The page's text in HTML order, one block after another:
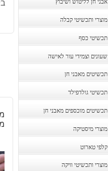
אבני חן לליטוש ושיבוץ
מוצרי ותכשיטי קבלה
תכשיטי כסף
שעונים וצמידי עור לאישה
תכשיטים מאבני חן
תכשיטי גולדפילד
תכשיטים מוכספים מאבני חן
מוצרי מיסטיקה
קלפי טארוט
מוצרי ותכשיטי וויקה